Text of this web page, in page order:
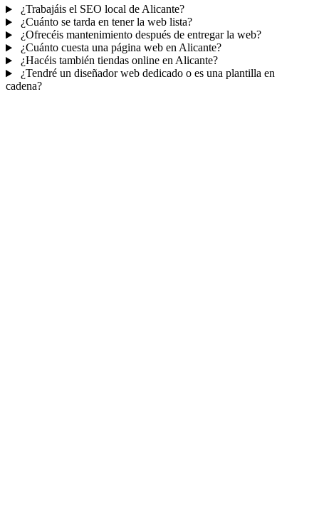
¿Trabajáis el SEO local de Alicante?
¿Cuánto se tarda en tener la web lista?
¿Ofrecéis mantenimiento después de entregar la web?
¿Cuánto cuesta una página web en Alicante?
¿Hacéis también tiendas online en Alicante?
¿Tendré un diseñador web dedicado o es una plantilla en
cadena?